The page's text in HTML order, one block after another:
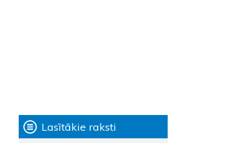
Lasītākie raksti